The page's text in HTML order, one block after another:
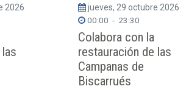
2026
jueves, 29 octubre 2026
00:00 - 23:30
Colabora con la
restauración de las
Campanas de
Biscarrués